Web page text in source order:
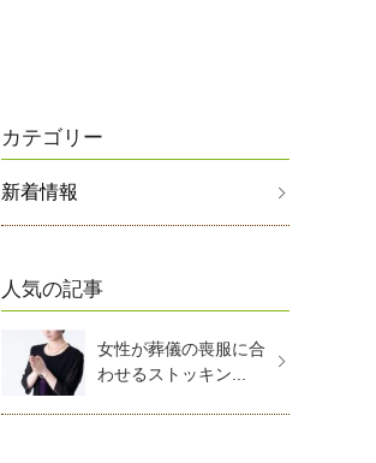
カテゴリー
新着情報
人気の記事
女性が葬儀の喪服に合
わせるストッキン...